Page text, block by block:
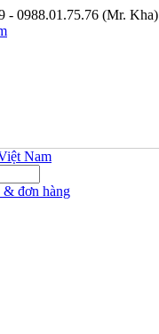
- 0988.01.75.76 (Mr. Kha)
& đơn hàng